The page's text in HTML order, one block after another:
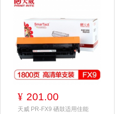
¥ 201.00
天威 PR-FX9 硒鼓适用佳能